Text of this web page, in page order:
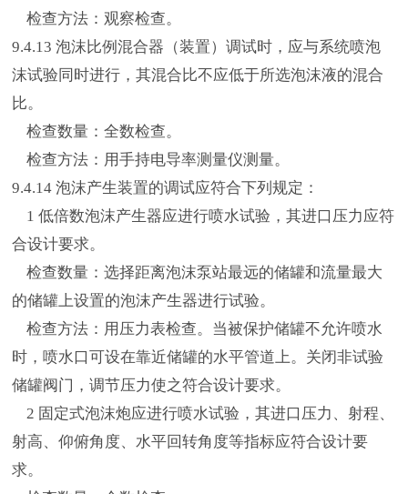
检查方法：观察检查。
9.4.13 泡沫比例混合器（装置）调试时，应与系统喷泡
沫试验同时进行，其混合比不应低于所选泡沫液的混合
比。
检查数量：全数检查。
检查方法：用手持电导率测量仪测量。
9.4.14 泡沫产生装置的调试应符合下列规定：
1 低倍数泡沫产生器应进行喷水试验，其进口压力应符
合设计要求。
检查数量：选择距离泡沫泵站最远的储罐和流量最大
的储罐上设置的泡沫产生器进行试验。
检查方法：用压力表检查。当被保护储罐不允许喷水
时，喷水口可设在靠近储罐的水平管道上。关闭非试验
储罐阀门，调节压力使之符合设计要求。
2 固定式泡沫炮应进行喷水试验，其进口压力、射程、
射高、仰俯角度、水平回转角度等指标应符合设计要
求。